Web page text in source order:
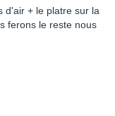
d'air + le platre sur la
ferons le reste nous